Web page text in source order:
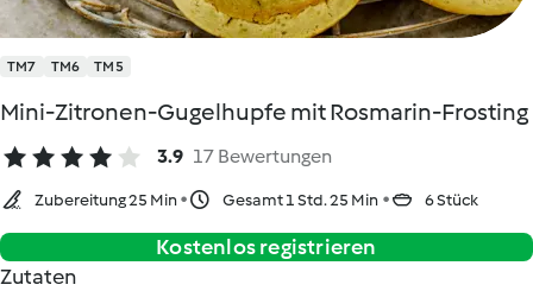
TM7 TM6 TM5
Mini-Zitronen-Gugelhupfe mit Rosmarin-Frosting
3.9 17 Bewertungen
Zubereitung 25 Min Gesamt 1 Std. 25 Min 6 Stück
Kostenlos registrieren
Zutaten